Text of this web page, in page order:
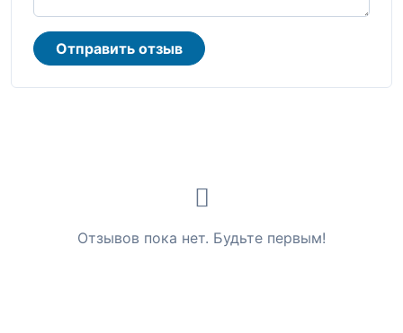
Отправить отзыв
Отзывов пока нет. Будьте первым!